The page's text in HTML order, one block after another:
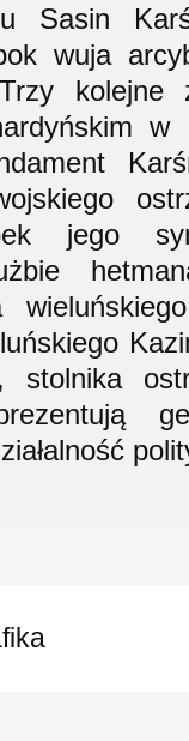
Sasin
wuja
jego
stolnika